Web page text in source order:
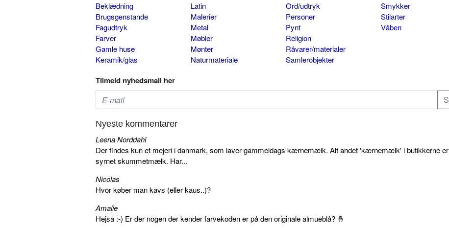
Beklædning
Brugsgenstande
Fagudtryk
Farver
Gamle huse
Keramik/glas
Latin
Malerier
Metal
Møbler
Mønter
Naturmateriale
Ord/udtryk
Personer
Pynt
Religion
Råvarer/materialer
Samlerobjekter
Smykker
Stilarter
Våben
Tilmeld nyhedsmail her
Nyeste kommentarer
Leena Norddahl
Der findes kun et mejeri i danmark, som laver gammeldags kærnemælk. Alt andet 'kærnemælk' i butikkerne er
syrnet skummetmælk. Har...
Nicolas
Hvor køber man kavs (eller kaus..)?
Amalie
Hejsa :-) Er der nogen der kender farvekoden er på den originale almueblå? 🤞